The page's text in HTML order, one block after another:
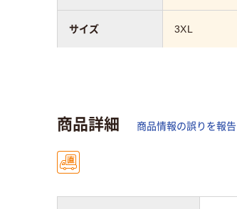
3XL
サイズ
商品詳細 商品情報の誤りを報告